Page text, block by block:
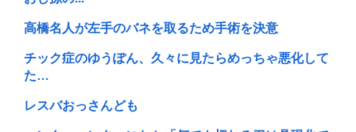
高橋名人が左手のバネを取るため手術を決意
チック症のゆうぽん、久々に見たらめっちゃ悪化して
た…
レスバおっさんども